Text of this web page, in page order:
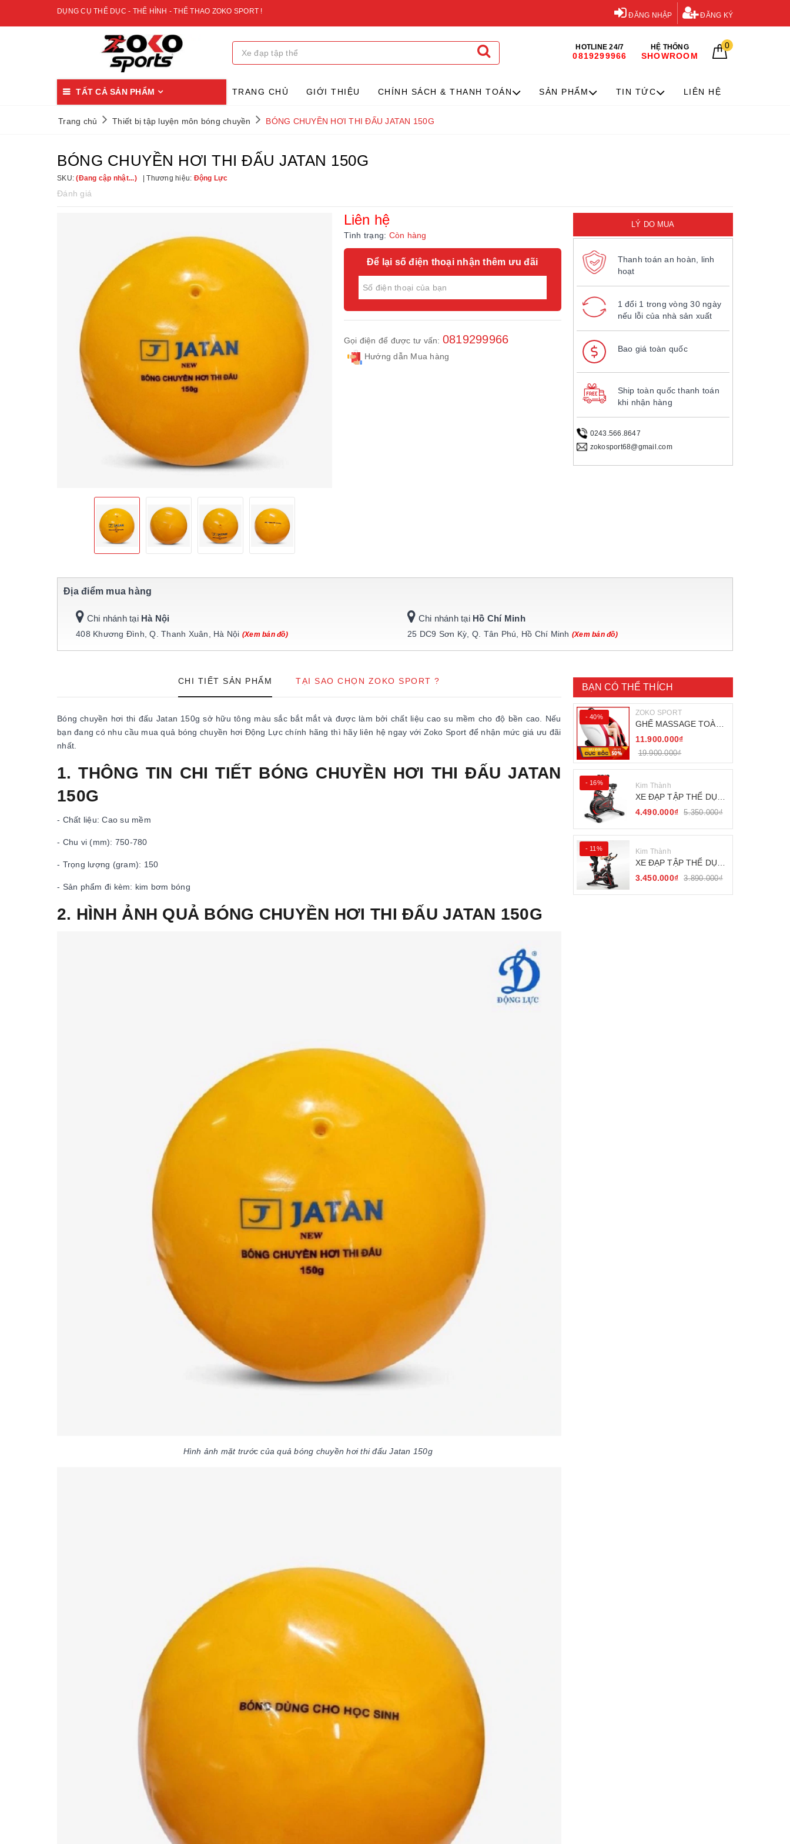
DỤNG CỤ THỂ DỤC - THỂ HÌNH - THỂ THAO ZOKO SPORT ! ĐĂNG NHẬP ĐĂNG KÝ
HOTLINE 24/7
0819299966
HỆ THỐNG
SHOWROOM
0
TẤT CẢ SẢN PHẨM TRANG CHỦ GIỚI THIỆU CHÍNH SÁCH & THANH TOÁN SẢN PHẨM TIN TỨC LIÊN HỆ
Trang chủ Thiết bị tập luyện môn bóng chuyền BÓNG CHUYỀN HƠI THI ĐẤU JATAN 150G
BÓNG CHUYỀN HƠI THI ĐẤU JATAN 150G
SKU:(Đang cập nhật...) Thương hiệu: Động Lực
Đánh giá
Liên hệ
Tình trạng: Còn hàng
Để lại số điện thoại nhận thêm ưu đãi
Gọi điện để được tư vấn: 0819299966
Hướng dẫn Mua hàng
LÝ DO MUA
Thanh toán an hoàn, linh
hoạt
1 đổi 1 trong vòng 30 ngày
nếu lỗi của nhà sản xuất
Bao giá toàn quốc
Ship toàn quốc thanh toán
khi nhận hàng
0243.566.8647
zokosport68@gmail.com
Địa điểm mua hàng
Chi nhánh tại Hà Nội
408 Khương Đình, Q. Thanh Xuân, Hà Nội (Xem bản đồ)
Chi nhánh tại Hồ Chí Minh
25 DC9 Sơn Kỳ, Q. Tân Phú, Hồ Chí Minh (Xem bản đồ)
CHI TIẾT SẢN PHẨM TẠI SAO CHỌN ZOKO SPORT ?
Bóng chuyền hơi thi đấu Jatan 150g sở hữu tông màu sắc bắt mắt và được làm bởi chất liệu cao su mềm cho độ bền cao. Nếu
bạn đang có nhu cầu mua quả bóng chuyền hơi Động Lực chính hãng thì hãy liên hệ ngay với Zoko Sport để nhận mức giá ưu đãi
nhất.
1. THÔNG TIN CHI TIẾT BÓNG CHUYỀN HƠI THI ĐẤU JATAN
150G
- Chất liệu: Cao su mềm
- Chu vi (mm): 750-780
- Trọng lượng (gram): 150
- Sản phẩm đi kèm: kim bơm bóng
2. HÌNH ẢNH QUẢ BÓNG CHUYỀN HƠI THI ĐẤU JATAN 150G
Hình ảnh mặt trước của quả bóng chuyền hơi thi đấu Jatan 150g
BẠN CÓ THỂ THÍCH
- 40% ZOKO SPORT
GHẾ MASSAGE TOÀN
THÂN ZOKO 68
11.900.000₫
19.900.000₫
- 16% Kim Thành
XE ĐẠP TẬP THỂ DỤC
FITNESS BÁNH ĐÀ
4.490.000₫ 5.350.000₫
- 11% Kim Thành
XE ĐẠP TẬP THỂ DỤC
SEJAN GH-709
3.450.000₫ 3.890.000₫